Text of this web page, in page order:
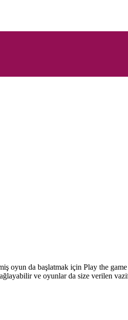
da başlatmak için Play the game
ve oyunlar da size verilen